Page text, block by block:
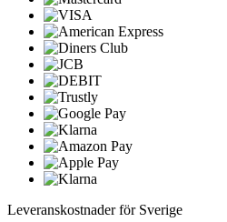
Leveranskostnader för Sverige